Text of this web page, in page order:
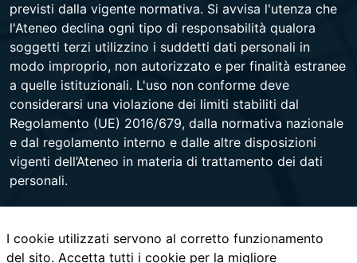
previsti dalla vigente normativa. Si avvisa l'utenza che
l'Ateneo declina ogni tipo di responsabilità qualora
soggetti terzi utilizzino i suddetti dati personali in
modo improprio, non autorizzato e per finalità estranee
a quelle istituzionali. L'uso non conforme deve
considerarsi una violazione dei limiti stabiliti dal
Regolamento (UE) 2016/679, dalla normativa nazionale
e dal regolamento interno e dalle altre disposizioni
vigenti dell’Ateneo in materia di trattamento dei dati
personali.
Università degli Studi di Napoli Federico II
Corso Umberto I 40 - 80138 Napoli - Centralino +39
I cookie utilizzati servono al corretto funzionamento
del sito. Accetta tutti i cookie per la migliore